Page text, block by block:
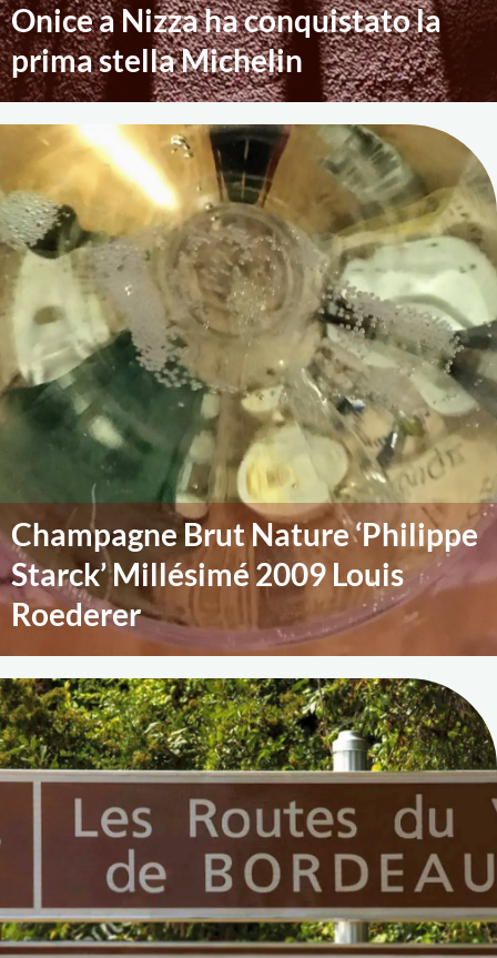
Onice a Nizza ha conquistato la
prima stella Michelin
Champagne Brut Nature ‘Philippe
Starck’ Millésimé 2009 Louis
Roederer